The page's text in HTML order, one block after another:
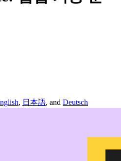
, 日本語, and Deutsch